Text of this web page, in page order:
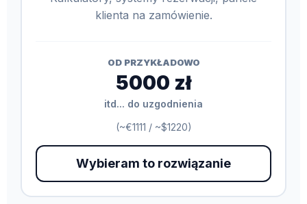
klienta na zamówienie.
OD PRZYKŁADOWO
5000 zł
itd... do uzgodnienia
(~€1111 / ~$1220)
Wybieram to rozwiązanie